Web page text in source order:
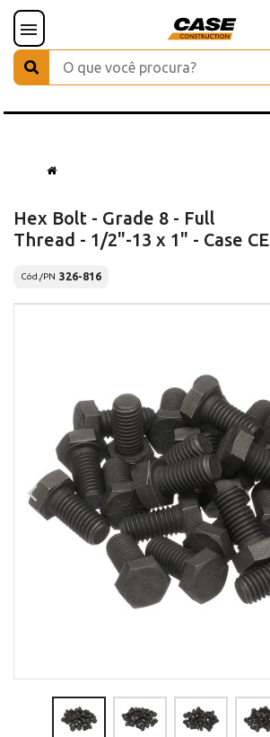
Hex Bolt - Grade 8 - Full
Thread - 1/2"-13 x 1" - Case CE
Cód./PN 326-816